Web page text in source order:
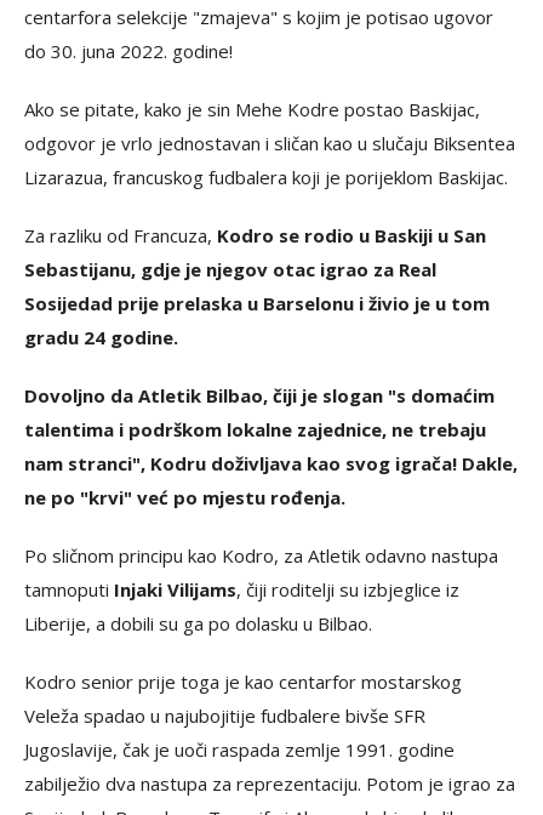
centarfora selekcije "zmajeva" s kojim je potisao ugovor
do 30. juna 2022. godine!
Ako se pitate, kako je sin Mehe Kodre postao Baskijac,
odgovor je vrlo jednostavan i sličan kao u slučaju Biksentea
Lizarazua, francuskog fudbalera koji je porijeklom Baskijac.
Za razliku od Francuza, Kodro se rodio u Baskiji u San
Sebastijanu, gdje je njegov otac igrao za Real
Sosijedad prije prelaska u Barselonu i živio je u tom
gradu 24 godine.
Dovoljno da Atletik Bilbao, čiji je slogan "s domaćim
talentima i podrškom lokalne zajednice, ne trebaju
nam stranci", Kodru doživljava kao svog igrača! Dakle,
ne po "krvi" već po mjestu rođenja.
Po sličnom principu kao Kodro, za Atletik odavno nastupa
tamnoputi Injaki Vilijams, čiji roditelji su izbjeglice iz
Liberije, a dobili su ga po dolasku u Bilbao.
Kodro senior prije toga je kao centarfor mostarskog
Veleža spadao u najubojitije fudbalere bivše SFR
Jugoslavije, čak je uoči raspada zemlje 1991. godine
zabilježio dva nastupa za reprezentaciju. Potom je igrao za